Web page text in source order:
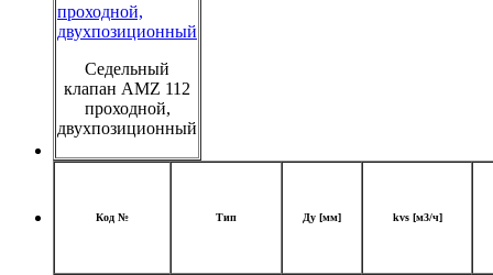
Седельный
клапан AMZ 112
проходной,
двухпозиционный
Код № Тип Ду [мм] kvs [м3/ч]